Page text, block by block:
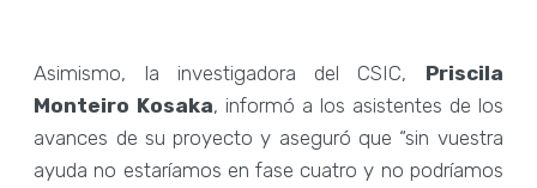
Asimismo, la investigadora del CSIC, Priscila
Monteiro Kosaka, informó a los asistentes de los
avances de su proyecto y aseguró que “sin vuestra
ayuda no estaríamos en fase cuatro y no podríamos